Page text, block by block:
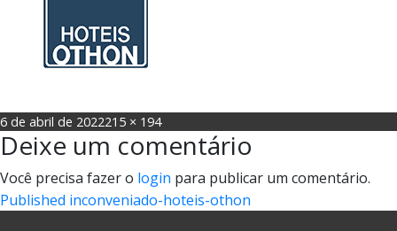
Posted
on
6 de abril de 2022Full
size
215 × 194
Deixe um comentário
Você precisa fazer o login para publicar um comentário.
Navegação
Published inconveniado-hoteis-othon